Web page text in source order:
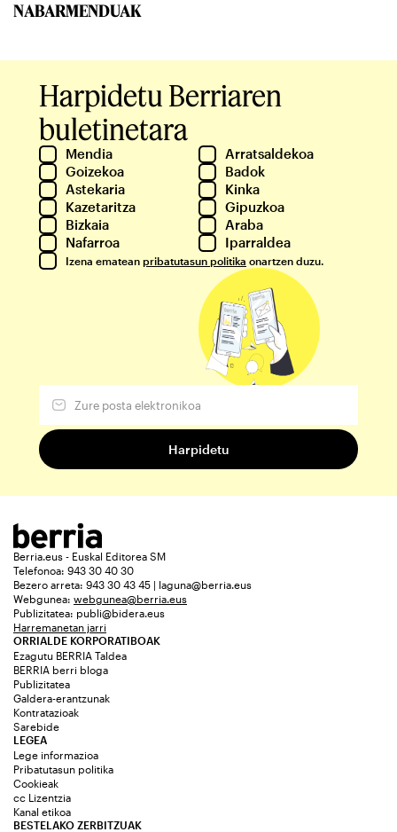
NABARMENDUAK
Harpidetu Berriaren
buletinetara
Mendia
Arratsaldekoa
Goizekoa
Badok
Astekaria
Kinka
Kazetaritza
Gipuzkoa
Bizkaia
Araba
Nafarroa
Iparraldea
Izena ematean pribatutasun politika onartzen duzu.
Berria.eus - Euskal Editorea SM
Telefonoa: 943 30 40 30
Bezero arreta: 943 30 43 45 | laguna@berria.eus
Webgunea: webgunea@berria.eus
Publizitatea: publi@bidera.eus
Harremanetan jarri
ORRIALDE KORPORATIBOAK
Ezagutu BERRIA Taldea
BERRIA berri bloga
Publizitatea
Galdera-erantzunak
Kontratazioak
Sarebide
LEGEA
Lege informazioa
Pribatutasun politika
Cookieak
cc Lizentzia
Kanal etikoa
BESTELAKO ZERBITZUAK